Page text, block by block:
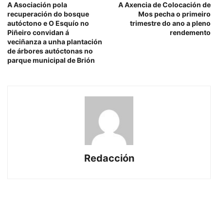
A Asociación pola
recuperación do bosque
autóctono e O Esquío no
Piñeiro convidan á
veciñanza a unha plantación
de árbores autóctonas no
parque municipal de Brión
A Axencia de Colocación de
Mos pecha o primeiro
trimestre do ano a pleno
rendemento
Redacción